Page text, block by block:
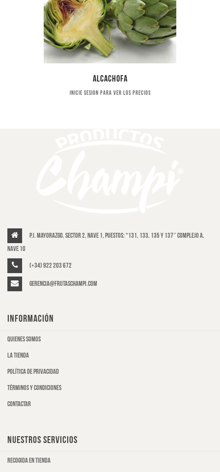
Alcachofa
Inicie sesion para ver los precios
P.I. Mayorazgo, Sector 2, Nave 1, puestos: “131, 133, 135 y 137″ Complejo A,
Nave 10
(+34) 922 203 672
gerencia@frutaschampi.com
INFORMACIÓN
Quienes somos
La tienda
Política de privacidad
Términos y condiciones
Contactar
NUESTROS SERVICIOS
Recogida en tienda